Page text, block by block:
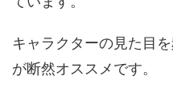
キャラクターの見た目
が断然オススメです。